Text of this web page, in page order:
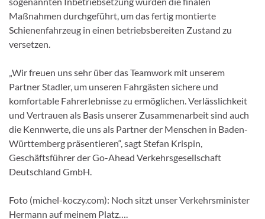
Maßnahmen durchgeführt, um das fertig montierte
Schienenfahrzeug in einen betriebsbereiten Zustand zu
versetzen.
„Wir freuen uns sehr über das Teamwork mit unserem
Partner Stadler, um unseren Fahrgästen sichere und
komfortable Fahrerlebnisse zu ermöglichen. Verlässlichkeit
und Vertrauen als Basis unserer Zusammenarbeit sind auch
die Kennwerte, die uns als Partner der Menschen in Baden-
Württemberg präsentieren“, sagt Stefan Krispin,
Geschäftsführer der Go-Ahead Verkehrsgesellschaft
Deutschland GmbH.
Foto (michel-koczy.com): Noch sitzt unser Verkehrsminister
Hermann auf meinem Platz….